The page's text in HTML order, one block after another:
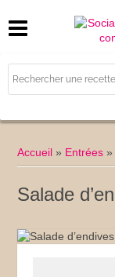
Accueil » Entrées »
Salade